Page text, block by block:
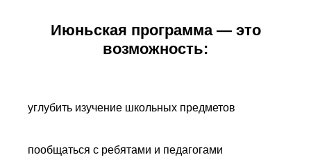
Июньская программа — это
возможность:
углубить изучение школьных предметов
пообщаться с ребятами и педагогами